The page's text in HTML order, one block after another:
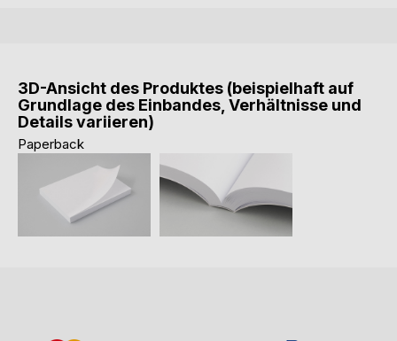
3D-Ansicht des Produktes (beispielhaft auf
Grundlage des Einbandes, Verhältnisse und
Details variieren)
Paperback